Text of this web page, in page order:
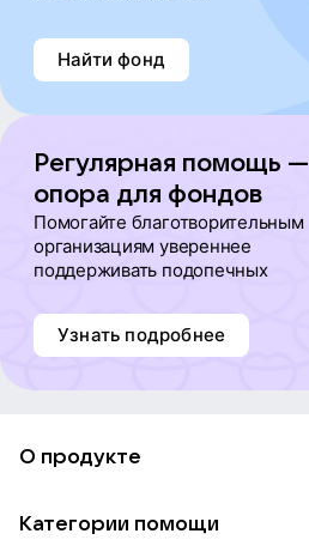
Найти фонд
Регулярная помощь —
опора для фондов
Помогайте благотворительным
организациям увереннее
поддерживать подопечных
Узнать подробнее
О продукте
Категории помощи